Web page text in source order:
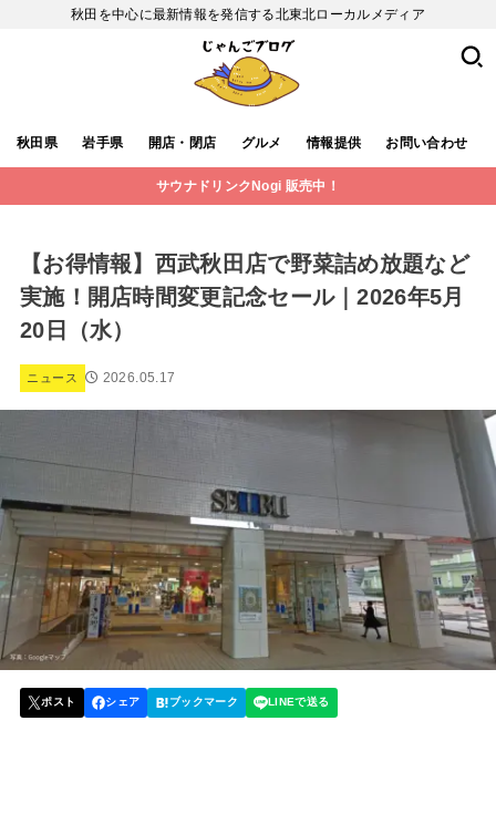
秋田を中心に最新情報を発信する北東北ローカルメディア
秋田県 岩手県 開店・閉店 グルメ 情報提供 お問い合わせ
サウナドリンクNogi 販売中！
【お得情報】西武秋田店で野菜詰め放題など
実施！開店時間変更記念セール｜2026年5月
20日（水）
ニュース 2026.05.17